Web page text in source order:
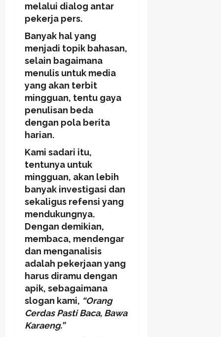
melalui dialog antar
pekerja pers.
Banyak hal yang
menjadi topik bahasan,
selain bagaimana
menulis untuk media
yang akan terbit
mingguan, tentu gaya
penulisan beda
dengan pola berita
harian.
Kami sadari itu,
tentunya untuk
mingguan, akan lebih
banyak investigasi dan
sekaligus refensi yang
mendukungnya.
Dengan demikian,
membaca, mendengar
dan menganalisis
adalah pekerjaan yang
harus diramu dengan
apik, sebagaimana
slogan kami, “Orang
Cerdas Pasti Baca, Bawa
Karaeng.”